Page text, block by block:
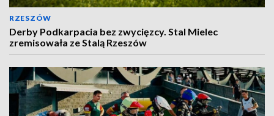
RZESZÓW
Derby Podkarpacia bez zwycięzcy. Stal Mielec
zremisowała ze Stalą Rzeszów